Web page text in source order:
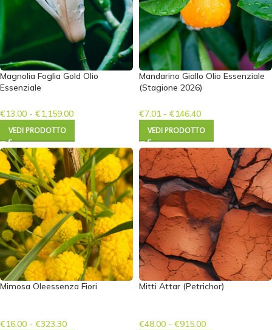
Magnolia Foglia Gold Olio
Essenziale
€13.00 - €1,159.00
VEDI PRODOTTO
Mandarino Giallo Olio Essenziale
(Stagione 2026)
€7.01 - €146.40
VEDI PRODOTTO
Mimosa Oleessenza Fiori
€16.00 - €323.30
Mitti Attar (Petrichor)
€48.00 - €915.00